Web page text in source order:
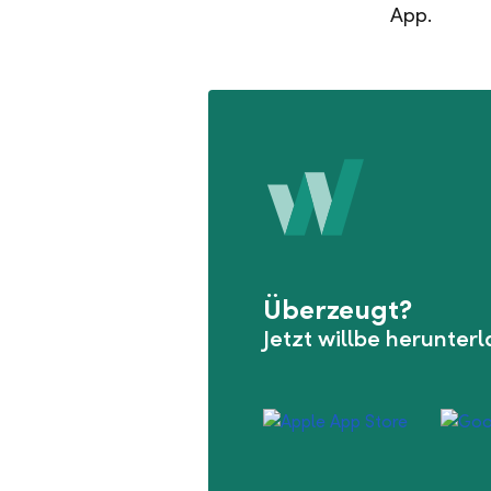
App.
Überzeugt?
Jetzt willbe